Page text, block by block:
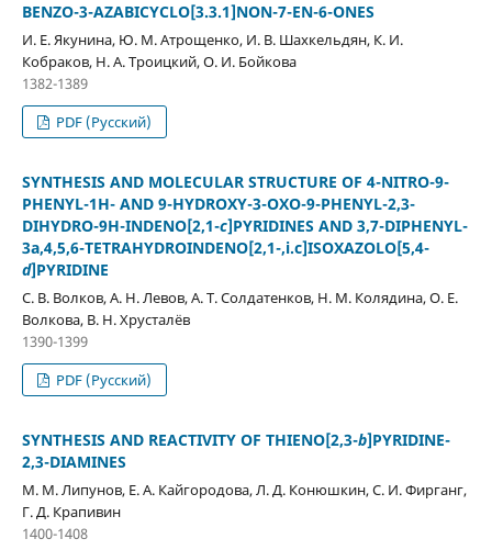
BENZO-3-AZABICYCLO[3.3.1]NON-7-EN-6-ONES
И. Е. Якунина, Ю. М. Атрощенко, И. В. Шахкельдян, К. И.
Кобраков, Н. А. Троицкий, О. И. Бойкова
1382-1389
PDF (Русский)
SYNTHESIS AND MOLECULAR STRUCTURE OF 4-NITRO-9-
PHENYL-1H- AND 9-HYDROXY-3-OXO-9-PHENYL-2,3-
DIHYDRO-9H-INDENO[2,1-c]PYRIDINES AND 3,7-DIPHENYL-
3a,4,5,6-TETRAHYDROINDENO[2,1-,i.c]ISOXAZOLO[5,4-
d]PYRIDINE
С. В. Волков, А. Н. Левов, А. Т. Солдатенков, Н. М. Колядина, О. Е.
Волкова, В. Н. Хрусталёв
1390-1399
PDF (Русский)
SYNTHESIS AND REACTIVITY OF THIENO[2,3-b]PYRIDINE-
2,3-DIAMINES
М. М. Липунов, Е. А. Кайгородова, Л. Д. Конюшкин, С. И. Фирганг,
Г. Д. Крапивин
1400-1408